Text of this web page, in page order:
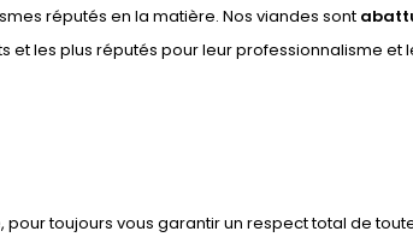
réputés en la matière. Nos viandes sont
et les plus réputés pour leur professionnalisme et
toujours vous garantir un respect total de